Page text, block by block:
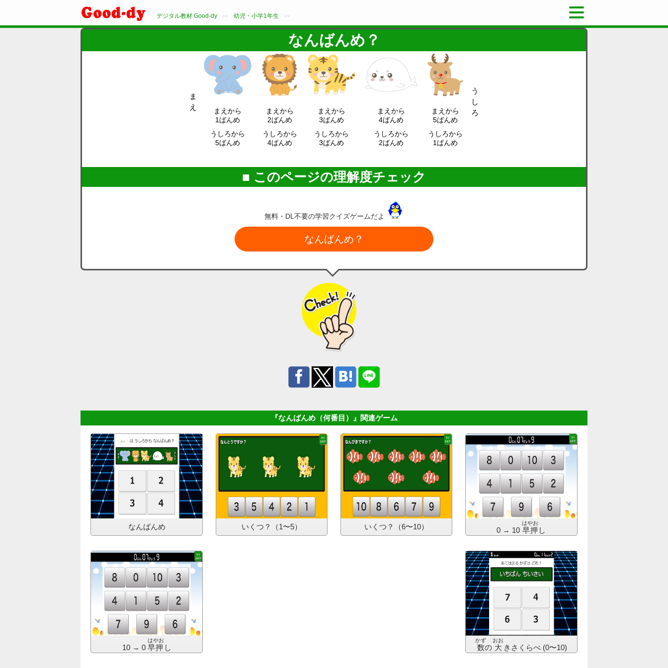
デジタル教材 Good-dy >> 幼児・小学1年生 >>
なんばんめ？
ま
え
まえから
1ばんめ
うしろから
5ばんめ
まえから
2ばんめ
うしろから
4ばんめ
まえから
3ばんめ
うしろから
3ばんめ
まえから
4ばんめ
うしろから
2ばんめ
まえから
5ばんめ
うしろから
1ばんめ
う
し
ろ
このページの理解度チェック
無料・DL不要の学習クイズゲームだよ
なんばんめ？
『なんばんめ（何番目）』 関連ゲーム
なんばんめ いくつ？ （1〜5） いくつ？ （6〜10） 0 → 10 早押
はやお
し
10 → 0 早押
はやお
し 数
かず
の 大
おお
きさ くらべ (0〜10)